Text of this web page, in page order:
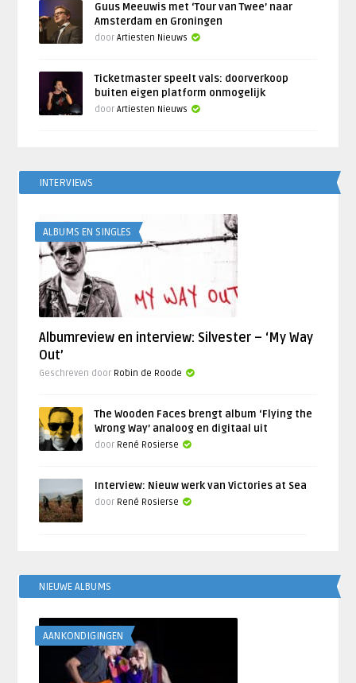
Guus Meeuwis met ‘Tour van Twee’ naar
Amsterdam en Groningen
doorArtiesten Nieuws
Ticketmaster speelt vals: doorverkoop
buiten eigen platform onmogelijk
doorArtiesten Nieuws
INTERVIEWS
ALBUMS EN SINGLES
Albumreview en interview: Silvester – ‘My Way
Out’
Geschreven door Robin de Roode
The Wooden Faces brengt album ‘Flying the
Wrong Way’ analoog en digitaal uit
door René Rosierse
Interview: Nieuw werk van Victories at Sea
door René Rosierse
NIEUWE ALBUMS
AANKONDIGINGEN